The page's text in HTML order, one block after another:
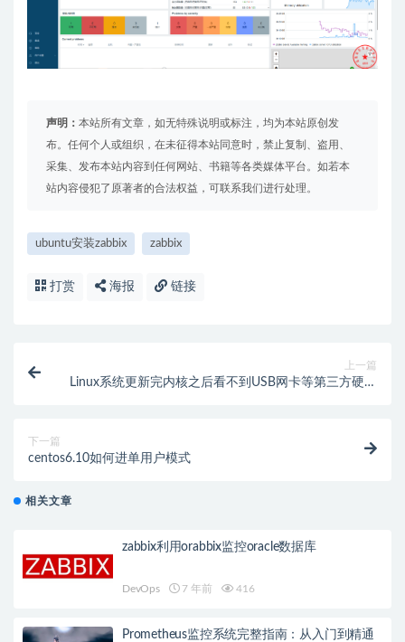
声明： 本站所有文章，如无特殊说明或标注，均为本站原创发
布。任何个人或组织，在未征得本站同意时，禁止复制、盗用、
采集、发布本站内容到任何网站、书籍等各类媒体平台。如若本
站内容侵犯了原著者的合法权益，可联系我们进行处理。
ubuntu安装zabbix zabbix
打赏 海报 链接
上一篇
Linux系统更新完内核之后看不到USB网卡等第三方硬件
下一篇
centos6.10如何进单用户模式
相关文章
zabbix利用orabbix监控oracle数据库
DevOps 7 年前 416
Prometheus监控系统完整指南：从入门到精通